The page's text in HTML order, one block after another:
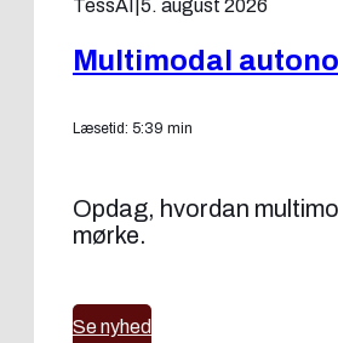
TessAI 5. august 2026
Multimodal
Læsetid: 5:39 min
Opdag, hvordan
mørke.
Se nyhed